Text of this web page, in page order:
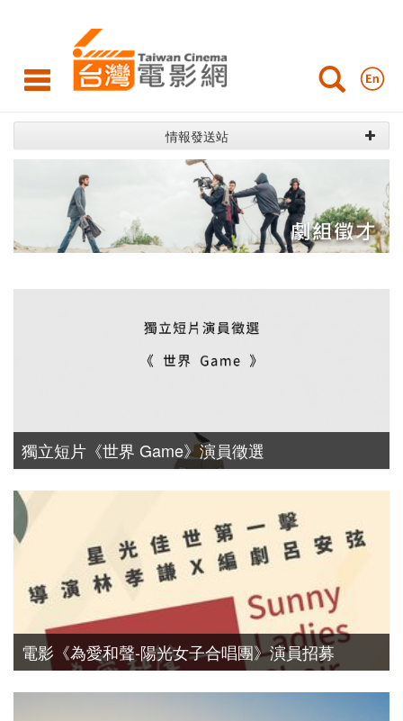
徵
才 情報發送站
獨立短片《世界 Game》演員徵選
演員徵選
電影《為愛和聲-陽光女子合唱團》演員招募
演員徵選